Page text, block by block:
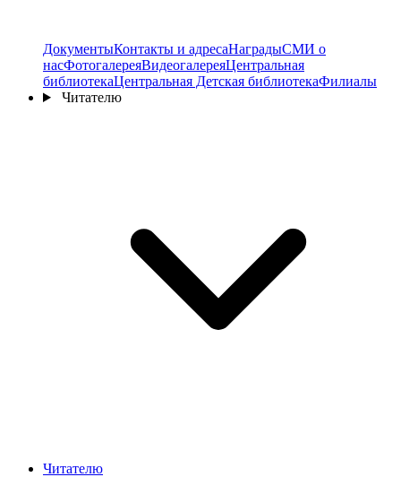
ДокументыКонтакты и адресаНаградыСМИ о
насФотогалереяВидеогалереяЦентральная
библиотекаЦентральная Детская библиотекаФилиалы
Читателю
Читателю